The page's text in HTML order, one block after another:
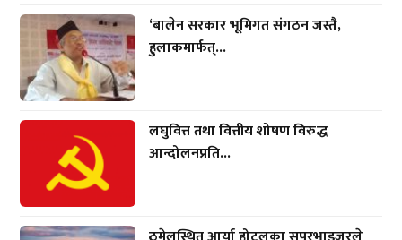
‘बालेन सरकार भूमिगत संगठन जस्तै,
हुलाकमार्फत्...
लघुवित्त तथा वित्तीय शोषण विरुद्ध
आन्दोलनप्रति...